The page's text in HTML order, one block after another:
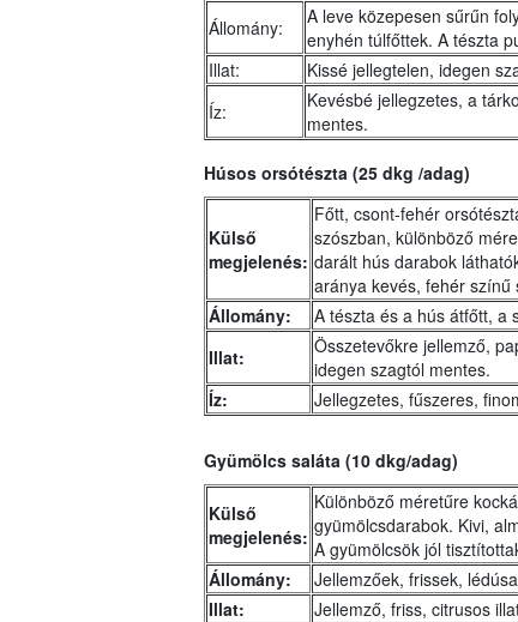
Állomány:
A leve közepesen sűrűn
enyhén túlfőttek. A tészta
Illat:
Kissé jellegtelen, idegen
Íz:
Kevésbé jellegzetes, a
mentes.
Húsos orsótészta (25 dkg /adag)
Külső
megjelenés:
Főtt, csont-fehér
szószban, különböző
darált hús darabok
aránya kevés, fehér
Állomány:
A tészta és a hús átfőtt, a
Illat:
Összetevőkre jellemző,
idegen szagtól mentes.
Íz:
Jellegzetes, fűszeres,
Gyümölcs saláta (10 dkg/adag)
Külső
megjelenés:
Különböző méretűre
gyümölcsdarabok. Kivi,
A gyümölcsök jól
Állomány:
Jellemzőek, frissek,
Illat:
Jellemző, friss, citrusos